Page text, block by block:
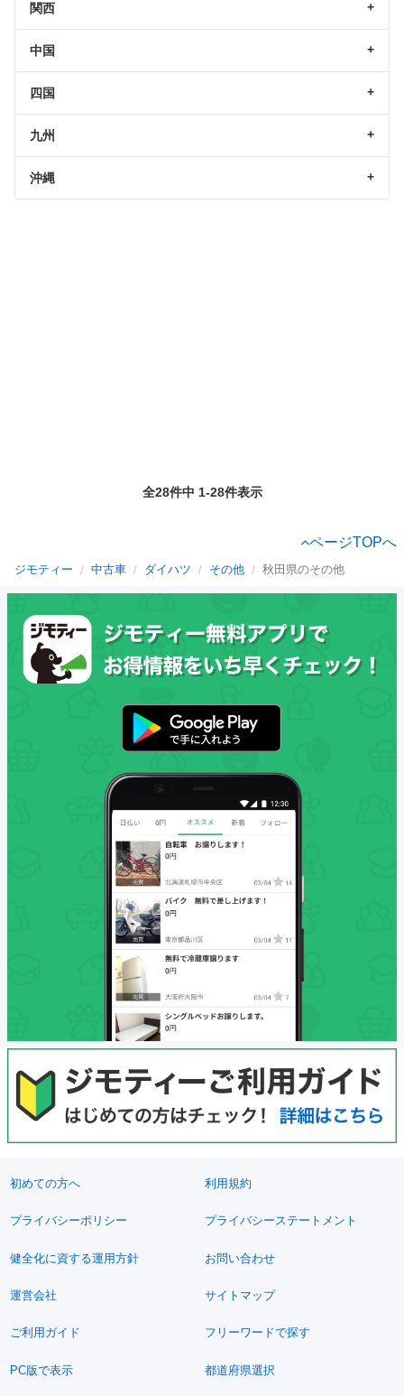
関西
中国
四国
九州
沖縄
全28件中 1-28件表示
ページTOPへ
ジモティー 中古車 ダイハツ その他 秋田県のその他
初めての方へ 利用規約
プライバシーポリシー プライバシーステートメント
健全化に資する運用方針 お問い合わせ
運営会社 サイトマップ
ご利用ガイド フリーワードで探す
PC版で表示 都道府県選択